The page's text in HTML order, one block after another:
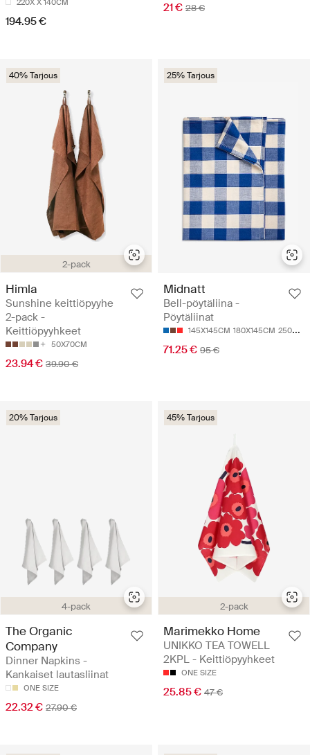
220X X 140CM
194.95 €
21 € 28 €
2-pack
40% Tarjous
Himla
Sunshine keittiöpyyhe
2-pack -
Keittiöpyyhkeet
50X70CM
23.94 € 39.90 €
25% Tarjous
Midnatt
Bell-pöytäliina -
Pöytäliinat
145X145CM 180X145CM 250X145CM
71.25 € 95 €
4-pack
20% Tarjous
The Organic
Company
Dinner Napkins -
Kankaiset lautasliinat
ONE SIZE
22.32 € 27.90 €
2-pack
45% Tarjous
Marimekko Home
UNIKKO TEA TOWELL
2KPL - Keittiöpyyhkeet
ONE SIZE
25.85 € 47 €